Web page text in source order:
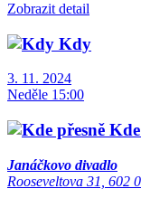
Zobrazit detail
Kdy
3. 11. 2024
Neděle 15:00
Janáčkovo divadlo
Rooseveltova 31, 602